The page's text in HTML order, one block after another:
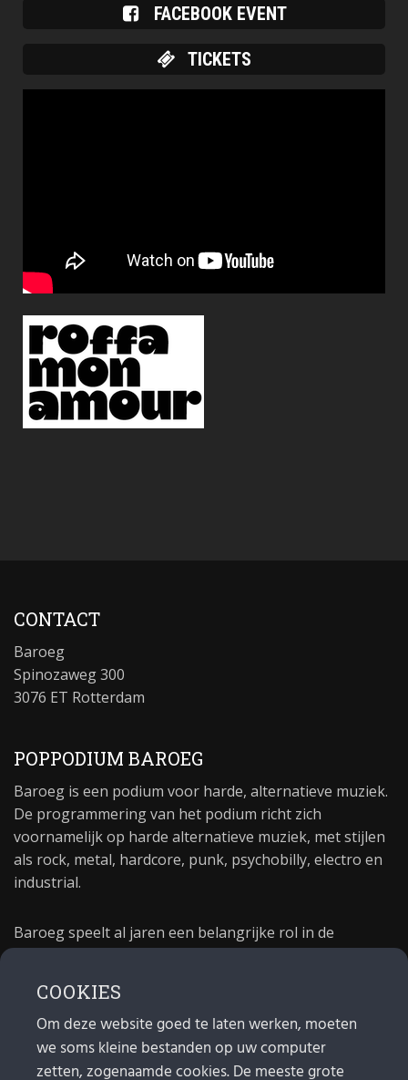
FACEBOOK EVENT
TICKETS
CONTACT
Baroeg
Spinozaweg 300
3076 ET Rotterdam
POPPODIUM BAROEG
Baroeg is een podium voor harde, alternatieve muziek.
De programmering van het podium richt zich
voornamelijk op harde alternatieve muziek, met stijlen
als rock, metal, hardcore, punk, psychobilly, electro en
industrial.
Baroeg speelt al jaren een belangrijke rol in de
poppodium 40 jaar.
MAIL
COOKIES
Om deze website goed te laten werken, moeten
we soms kleine bestanden op uw computer
zetten, zogenaamde cookies. De meeste grote